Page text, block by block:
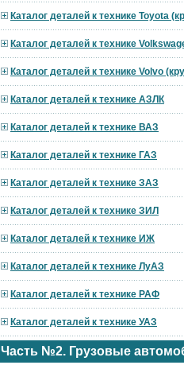
Каталог деталей к технике Toyota
Каталог деталей к технике
Каталог деталей к технике Volvo
Каталог деталей к технике АЗЛК
Каталог деталей к технике ВАЗ
Каталог деталей к технике ГАЗ
Каталог деталей к технике ЗАЗ
Каталог деталей к технике ЗИЛ
Каталог деталей к технике ИЖ
Каталог деталей к технике ЛуАЗ
Каталог деталей к технике РАФ
Каталог деталей к технике УАЗ
Часть №2. Грузовые